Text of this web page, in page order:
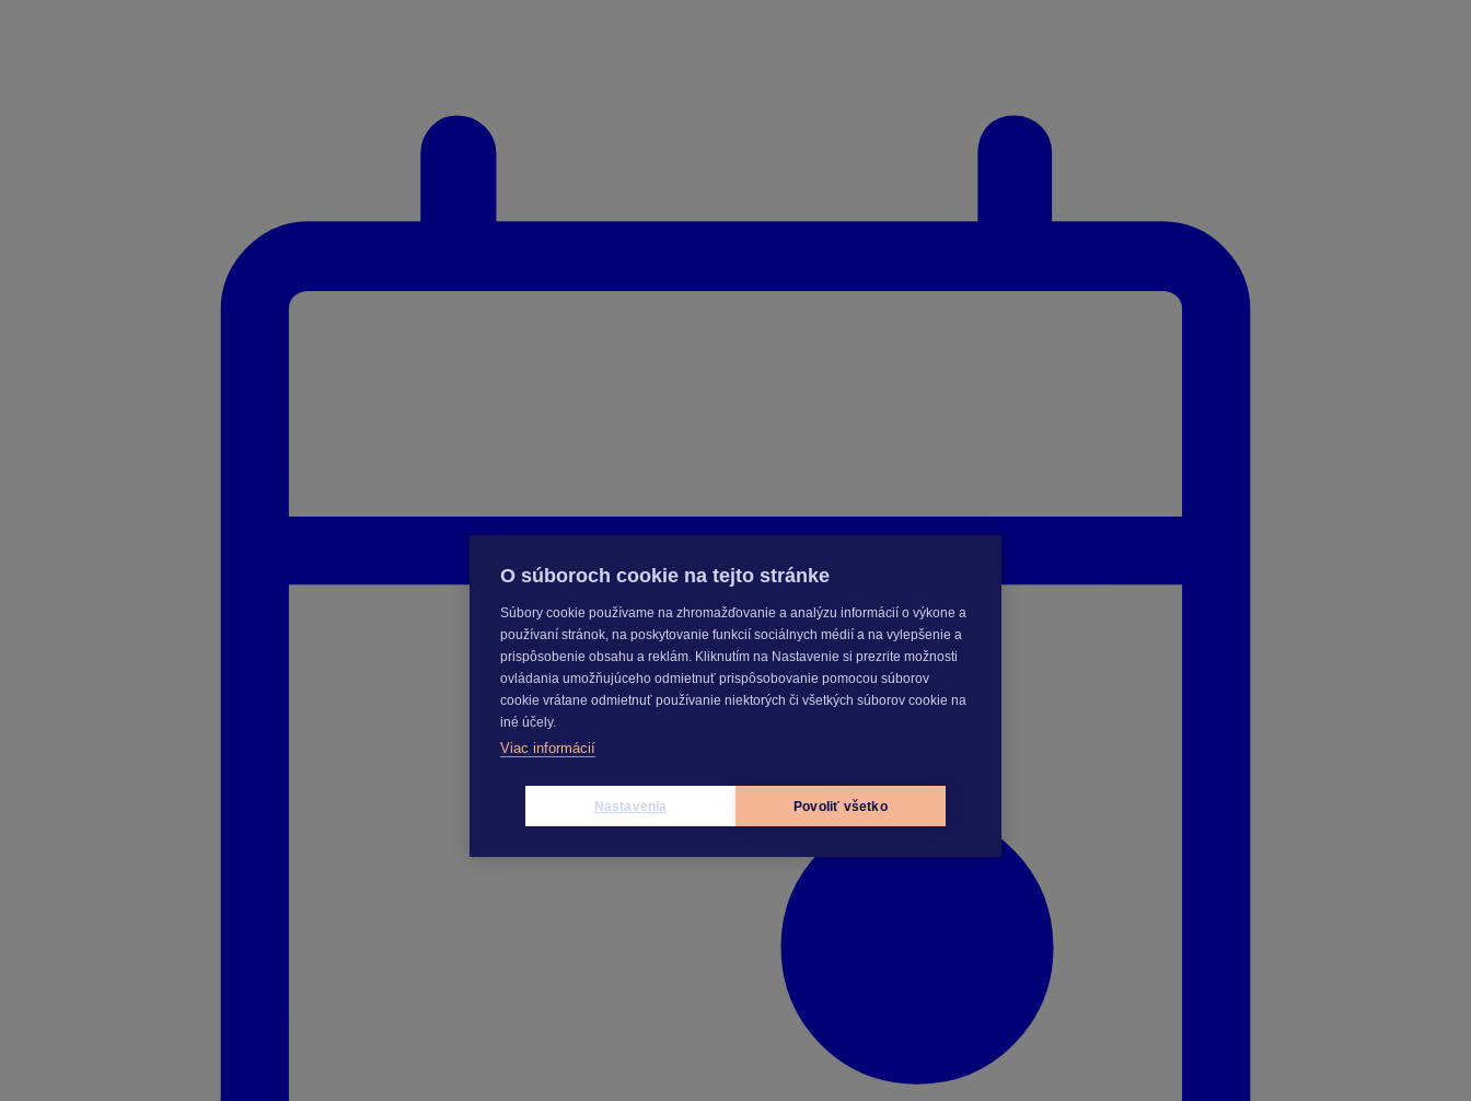
O súboroch cookie na tejto stránke
Súbory cookie používame na zhromažďovanie a analýzu informácií o výkone a
používaní stránok, na poskytovanie funkcií sociálnych médií a na vylepšenie a
prispôsobenie obsahu a reklám. Kliknutím na Nastavenie si prezrite možnosti
ovládania umožňujúceho odmietnuť prispôsobovanie pomocou súborov
cookie vrátane odmietnuť používanie niektorých či všetkých súborov cookie na
iné účely.
Viac informácií
Nastavenia Povoliť všetko